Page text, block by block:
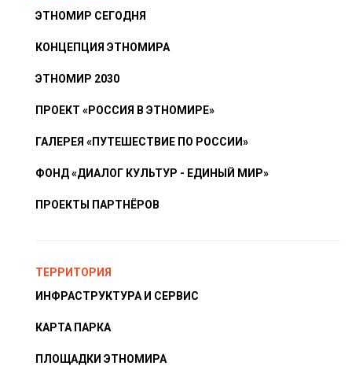
ЭТНОМИР СЕГОДНЯ
КОНЦЕПЦИЯ ЭТНОМИРА
ЭТНОМИР 2030
ПРОЕКТ «РОССИЯ В ЭТНОМИРЕ»
ГАЛЕРЕЯ «ПУТЕШЕСТВИЕ ПО РОССИИ»
ФОНД «ДИАЛОГ КУЛЬТУР - ЕДИНЫЙ МИР»
ПРОЕКТЫ ПАРТНЁРОВ
ТЕРРИТОРИЯ
ИНФРАСТРУКТУРА И СЕРВИС
КАРТА ПАРКА
ПЛОЩАДКИ ЭТНОМИРА